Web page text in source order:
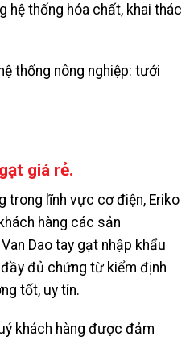
hệ thống hóa chất, khai thác
thống nông nghiệp: tưới
giá rẻ.
trong lĩnh vực cơ điện, Eriko
hàng các sản
Van Dao tay gạt nhập khẩu
đủ chứng từ kiểm định
tốt, uy tín.
khách hàng được đảm